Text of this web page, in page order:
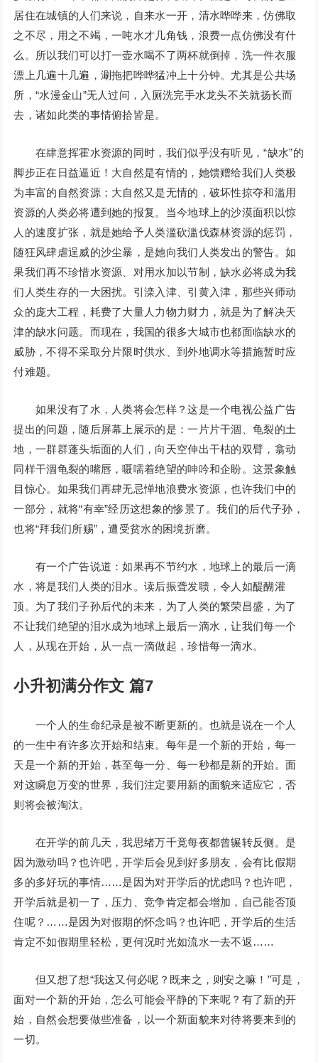
居住在城镇的人们来说，自来水一开，清水哗哗来，仿佛取
之不尽，用之不竭，一吨水才几角钱，浪费一点仿佛没有什
么。所以我们可以打一壶水喝不了两杯就倒掉，洗一件衣服
漂上几遍十几遍，涮拖把哗哗猛冲上十分钟。尤其是公共场
所，“水漫金山”无人过问，入厕洗完手水龙头不关就扬长而
去，诸如此类的事情俯拾皆是。
在肆意挥霍水资源的同时，我们似乎没有听见，“缺水”的
脚步正在日益逼近！大自然是有情的，她馈赠给我们人类极
为丰富的自然资源；大自然又是无情的，破坏性掠夺和滥用
资源的人类必将遭到她的报复。当今地球上的沙漠面积以惊
人的速度扩张，就是她给予人类滥砍滥伐森林资源的惩罚，
随狂风肆虐逞威的沙尘暴，是她向我们人类发出的警告。如
果我们再不珍惜水资源、对用水加以节制，缺水必将成为我
们人类生存的一大困扰。引滦入津、引黄入津，那些兴师动
众的庞大工程，耗费了大量人力物力财力，就是为了解决天
津的缺水问题。而现在，我国的很多大城市也都面临缺水的
威胁，不得不采取分片限时供水、到外地调水等措施暂时应
付难题。
如果没有了水，人类将会怎样？这是一个电视公益广告
提出的问题，随后屏幕上展示的是：一片片干涸、龟裂的土
地，一群群蓬头垢面的人们，向天空伸出干枯的双臂，翕动
同样干涸龟裂的嘴唇，嗫嚅着绝望的呻吟和企盼。这景象触
目惊心。如果我们再肆无忌惮地浪费水资源，也许我们中的
一部分，就将“有幸”经历这想象的惨景了。我们的后代子孙，
也将“拜我们所赐”，遭受贫水的困境折磨。
有一个广告说道：如果再不节约水，地球上的最后一滴
水，将是我们人类的泪水。读后振聋发聩，令人如醍醐灌
顶。为了我们子孙后代的未来，为了人类的繁荣昌盛，为了
不让我们绝望的泪水成为地球上最后一滴水，让我们每一个
人，从现在开始，从一点一滴做起，珍惜每一滴水。
小升初满分作文 篇7
一个人的生命纪录是被不断更新的。也就是说在一个人
的一生中有许多次开始和结束。每年是一个新的开始，每一
天是一个新的开始，甚至每一分、每一秒都是新的开始。面
对这瞬息万变的世界，我们注定要用新的面貌来适应它，否
则将会被淘汰。
在开学的前几天，我思绪万千竟每夜都曾辗转反侧。是
因为激动吗？也许吧，开学后会见到好多朋友，会有比假期
多的多好玩的事情……是因为对开学后的忧虑吗？也许吧，
开学后就是初一了，压力、竞争肯定都会增加，自己能否顶
住呢？……是因为对假期的怀念吗？也许吧，开学后的生活
肯定不如假期里轻松，更何况时光如流水一去不返……
但又想了想“我这又何必呢？既来之，则安之嘛！”可是，
面对一个新的开始，怎么可能会平静的下来呢？有了新的开
始，自然会想要做些准备，以一个新面貌来对待将要来到的
一切。